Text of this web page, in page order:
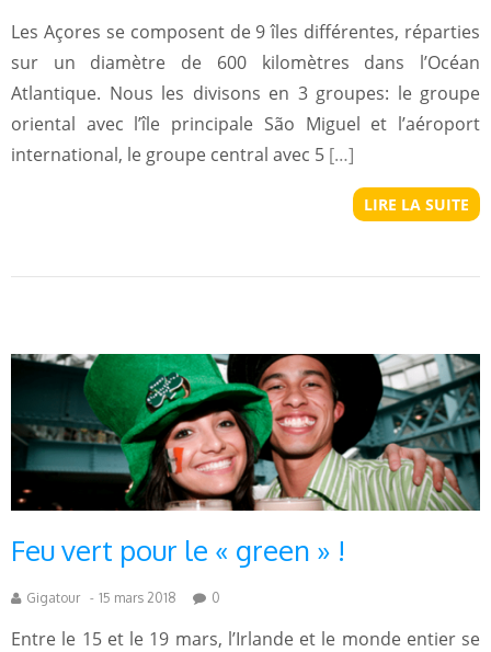
Les Açores se composent de 9 îles différentes, réparties
sur un diamètre de 600 kilomètres dans l’Océan
Atlantique. Nous les divisons en 3 groupes: le groupe
oriental avec l’île principale São Miguel et l’aéroport
international, le groupe central avec 5 […]
LIRE LA SUITE
Feu vert pour le « green » !
Gigatour - 15 mars 2018 0
Entre le 15 et le 19 mars, l’Irlande et le monde entier se